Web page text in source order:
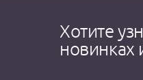
Хотите
новинках